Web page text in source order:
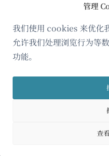
管理
我们使用 cookies 来优化
允许我们处理浏览行为等
功能。
查
简
关
GDPR
加入
新
口
打
开